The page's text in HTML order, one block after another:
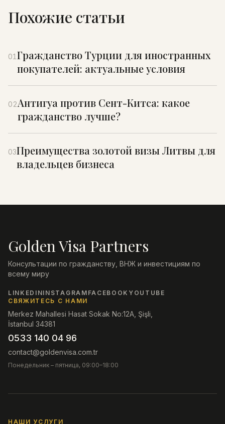
Похожие статьи
01 Гражданство Турции для иностранных
покупателей: актуальные условия
02Антигуа против Сент-Китса: какое
гражданство лучше?
03Преимущества золотой визы Литвы для
владельцев бизнеса
Golden Visa Partners
Консультации по гражданству, ВНЖ и инвестициям по
всему миру
LINKEDININSTAGRAM FACEBOOK YOUTUBE
СВЯЖИТЕСЬ С НАМИ
Merkez Mahallesi Hasat Sokak No:12A, Şişli,
İstanbul 34381
0533 140 04 96
contact@goldenvisa.com.tr
Понедельник – пятница, 09:00–18:00
НАШИ УСЛУГИ